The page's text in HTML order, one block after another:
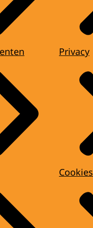
Privacy
Cookies